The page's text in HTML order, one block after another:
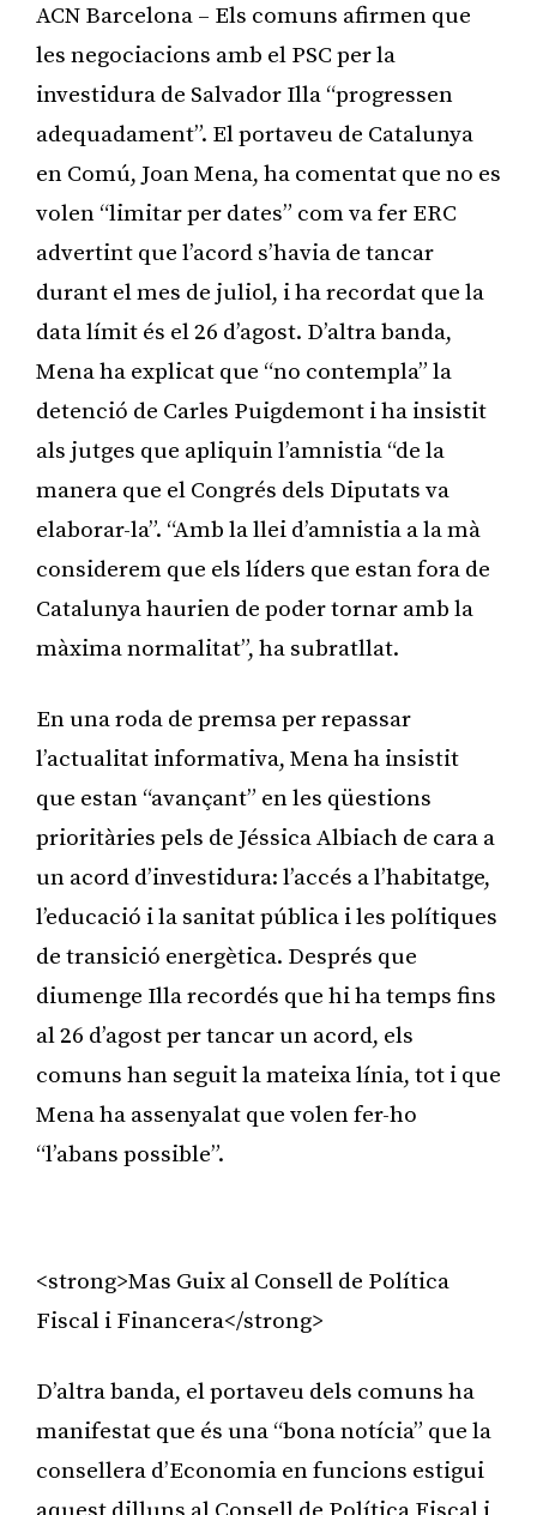
ACN Barcelona – Els comuns afirmen que
les negociacions amb el PSC per la
investidura de Salvador Illa “progressen
adequadament”. El portaveu de Catalunya
en Comú, Joan Mena, ha comentat que no es
volen “limitar per dates” com va fer ERC
advertint que l’acord s’havia de tancar
durant el mes de juliol, i ha recordat que la
data límit és el 26 d’agost. D’altra banda,
Mena ha explicat que “no contempla” la
detenció de Carles Puigdemont i ha insistit
als jutges que apliquin l’amnistia “de la
manera que el Congrés dels Diputats va
elaborar-la”. “Amb la llei d’amnistia a la mà
considerem que els líders que estan fora de
Catalunya haurien de poder tornar amb la
màxima normalitat”, ha subratllat.
En una roda de premsa per repassar
l’actualitat informativa, Mena ha insistit
que estan “avançant” en les qüestions
prioritàries pels de Jéssica Albiach de cara a
un acord d’investidura: l’accés a l’habitatge,
l’educació i la sanitat pública i les polítiques
de transició energètica. Després que
diumenge Illa recordés que hi ha temps fins
al 26 d’agost per tancar un acord, els
comuns han seguit la mateixa línia, tot i que
Mena ha assenyalat que volen fer-ho
“l’abans possible”.
<strong>Mas Guix al Consell de Política
Fiscal i Financera</strong>
D’altra banda, el portaveu dels comuns ha
manifestat que és una “bona notícia” que la
consellera d’Economia en funcions estigui